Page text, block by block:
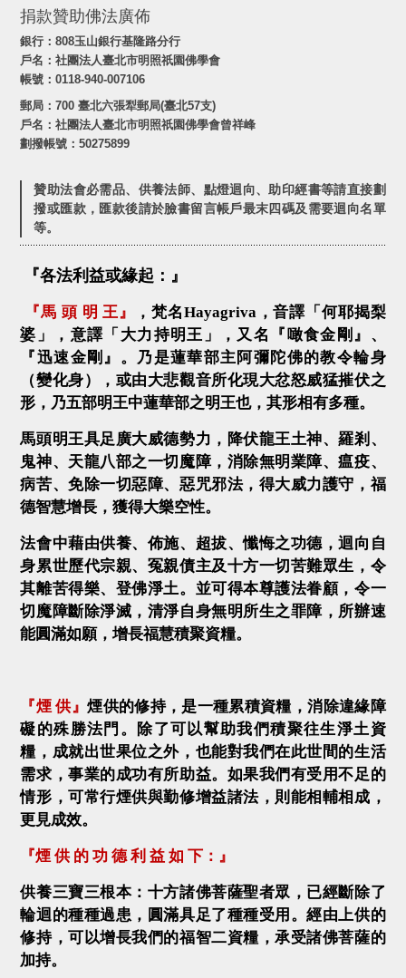
捐款贊助佛法廣佈
銀行：808玉山銀行基隆路分行
戶名：社團法人臺北市明照祇園佛學會
帳號：0118-940-007106
郵局：700 臺北六張犁郵局(臺北57支)
戶名：社團法人臺北市明照祇園佛學會曾祥峰
劃撥帳號：50275899
贊助法會必需品、供養法師、點燈迴向、助印經書等請直接劃
撥或匯款，匯款後請於臉書留言帳戶最末四碼及需要迴向名單
等。
『各法利益或緣起：』
『馬 頭 明 王』 ，梵名Hayagriva ，音譯「何耶揭梨
婆」，意譯「大力持明王」，又名『噉食金剛』、
『迅速金剛』。乃是蓮華部主阿彌陀佛的教令輪身
（變化身），或由大悲觀音所化現大忿怒威猛摧伏之
形，乃五部明王中蓮華部之明王也，其形相有多種。
馬頭明王具足廣大威德勢力，降伏龍王土神、羅剎、
鬼神、天龍八部之一切魔障，消除無明業障、瘟疫、
病苦、免除一切惡障、惡咒邪法，得大威力護守，福
德智慧增長，獲得大樂空性。
法會中藉由供養、佈施、超拔、懺悔之功德，迴向自
身累世歷代宗親、冤親債主及十方一切苦難眾生，令
其離苦得樂、登佛淨土。並可得本尊護法眷顧，令一
切魔障斷除淨滅，清淨自身無明所生之罪障，所辦速
能圓滿如願，增長福慧積聚資糧。
『煙 供』煙供的修持，是一種累積資糧，消除違緣障
礙的殊勝法門。除了可以幫助我們積聚往生淨土資
糧，成就出世果位之外，也能對我們在此世間的生活
需求，事業的成功有所助益。如果我們有受用不足的
情形，可常行煙供與勤修增益諸法，則能相輔相成，
更見成效。
『煙 供 的 功 德 利 益 如 下：』
供養三寶三根本：十方諸佛菩薩聖者眾，已經斷除了
輪迴的種種過患，圓滿具足了種種受用。經由上供的
修持，可以增長我們的福智二資糧，承受諸佛菩薩的
加持。